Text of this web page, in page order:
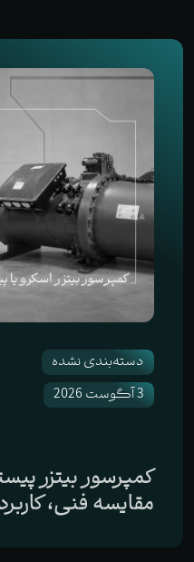
دسته‌بندی نشده
3 آگوست 2026
کمپرسور بیتزر
مقایسه فنی،